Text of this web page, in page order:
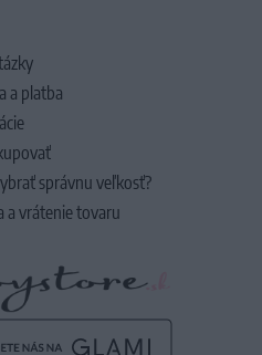
a platba
správnu veľkosť?
a vrátenie tovaru